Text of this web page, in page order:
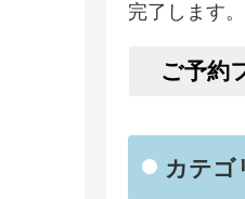
完了します。
ご予約
カテゴ